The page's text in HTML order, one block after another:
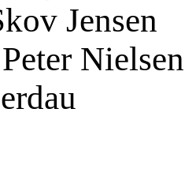
Skov
Peter